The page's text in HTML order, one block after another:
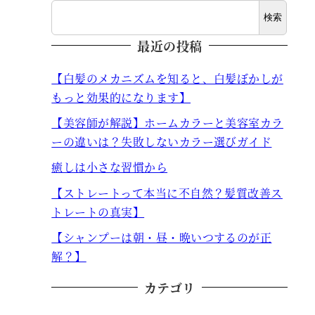
検索
最近の投稿
【白髪のメカニズムを知ると、白髪ぼかしが
もっと効果的になります】
【美容師が解説】ホームカラーと美容室カラ
ーの違いは？失敗しないカラー選びガイド
癒しは小さな習慣から
【ストレートって本当に不自然？髪質改善ス
トレートの真実】
【シャンプーは朝・昼・晩いつするのが正
解？】
カテゴリ